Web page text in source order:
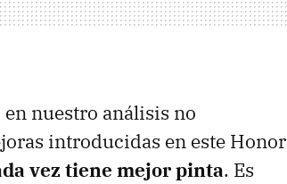
nuestro análisis no
introducidas en este Honor
vez tiene mejor pinta. Es